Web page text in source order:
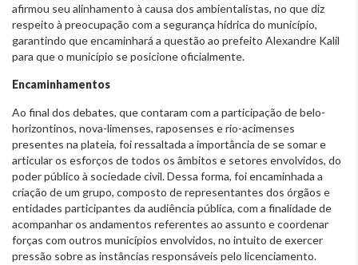
afirmou seu alinhamento à causa dos ambientalistas, no que diz
respeito à preocupação com a segurança hídrica do município,
garantindo que encaminhará a questão ao prefeito Alexandre Kalil
para que o município se posicione oficialmente.
Encaminhamentos
Ao final dos debates, que contaram com a participação de belo-
horizontinos, nova-limenses, raposenses e rio-acimenses
presentes na plateia, foi ressaltada a importância de se somar e
articular os esforços de todos os âmbitos e setores envolvidos, do
poder público à sociedade civil. Dessa forma, foi encaminhada a
criação de um grupo, composto de representantes dos órgãos e
entidades participantes da audiência pública, com a finalidade de
acompanhar os andamentos referentes ao assunto e coordenar
forças com outros municípios envolvidos, no intuito de exercer
pressão sobre as instâncias responsáveis pelo licenciamento.